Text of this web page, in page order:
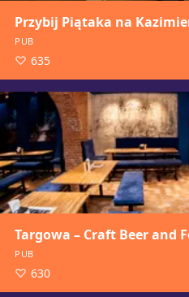
Przybij Piątaka na
PUB
635
Targowa – Craft Beer and
PUB
630